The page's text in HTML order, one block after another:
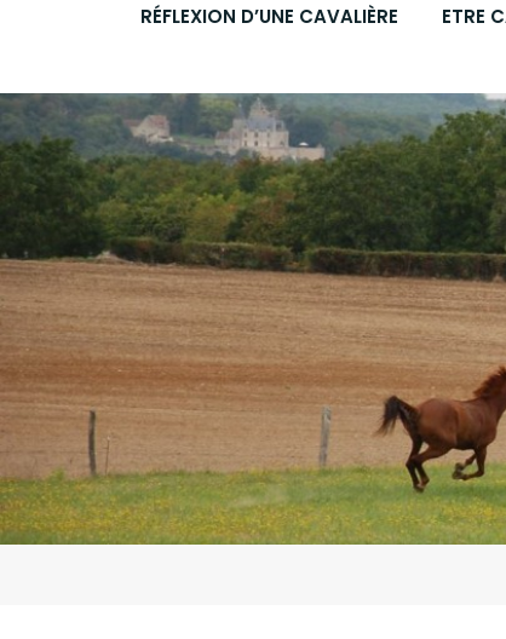
RÉFLEXION D’UNE CAVALIÈRE ETRE